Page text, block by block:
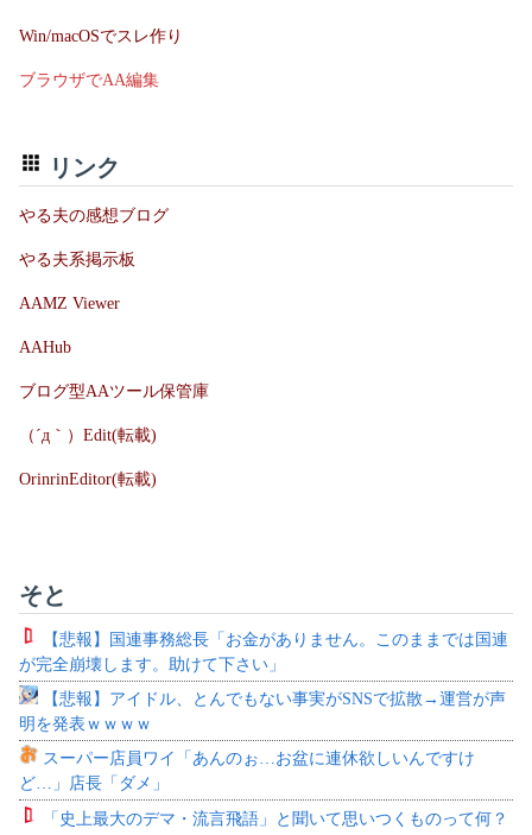
Win/macOSでスレ作り
ブラウザでAA編集
リンク
やる夫の感想ブログ
やる夫系掲示板
AAMZ Viewer
AAHub
ブログ型AAツール保管庫
（´д｀）Edit(転載)
OrinrinEditor(転載)
そと
【悲報】国連事務総長「お金がありません。このままでは国連
が完全崩壊します。助けて下さい」
【悲報】アイドル、とんでもない事実がSNSで拡散→運営が声
明を発表ｗｗｗｗ
スーパー店員ワイ「あんのぉ…お盆に連休欲しいんですけ
ど…」店長「ダメ」
「史上最大のデマ・流言飛語」と聞いて思いつくものって何？